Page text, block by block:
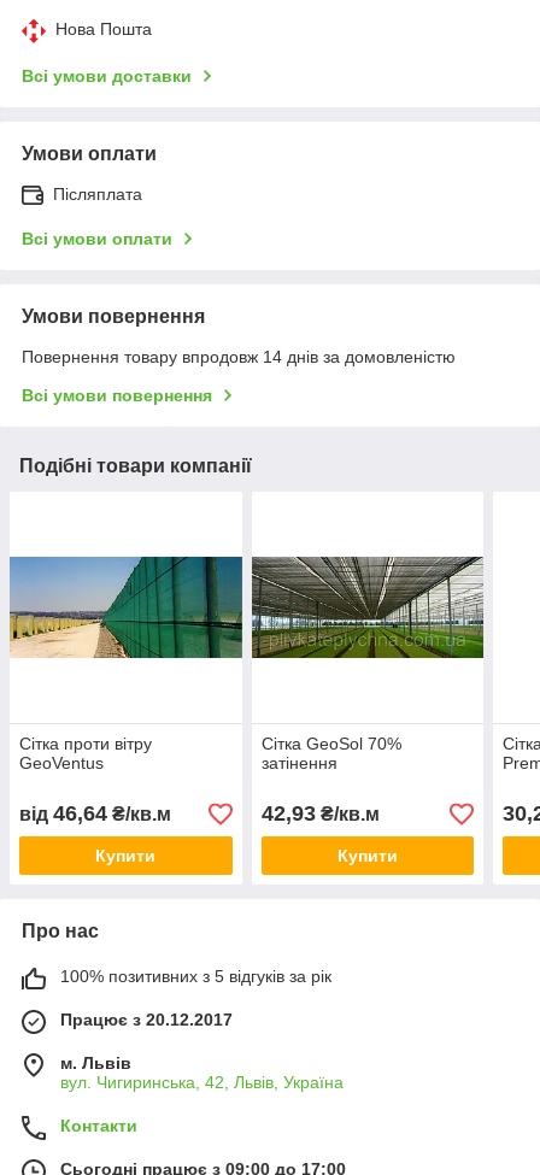
Нова Пошта
Всі умови доставки
Умови оплати
Післяплата
Всі умови оплати
Умови повернення
Повернення товару впродовж 14 днів за домовленістю
Всі умови повернення
Подібні товари компанії
Сітка проти вітру
GeoVentus
від 46,64 ₴/кв.м
Купити
Сітка GeoSol 70%
затінення
42,93₴/кв.м
Купити
Про нас
100% позитивних з 5 відгуків за рік
Працює з 20.12.2017
м. Львів
вул. Чигиринська, 42, Львів, Україна
Контакти
Сьогодні працює з 09:00 до 17:00